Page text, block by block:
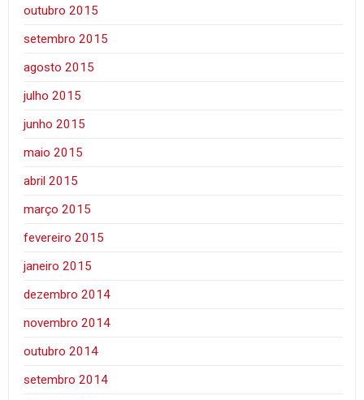
outubro 2015
setembro 2015
agosto 2015
julho 2015
junho 2015
maio 2015
abril 2015
março 2015
fevereiro 2015
janeiro 2015
dezembro 2014
novembro 2014
outubro 2014
setembro 2014